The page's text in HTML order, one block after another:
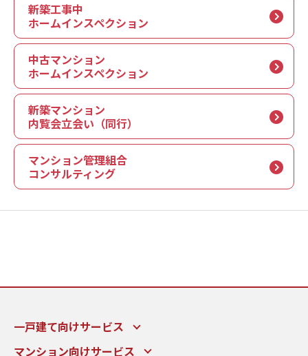
新築工事中
ホームインスペクション
中古マンション
ホームインスペクション
新築マンション
内覧会立会い（同行）
マンション管理組合
コンサルティング
一戸建て向けサービス
マンション向けサービス